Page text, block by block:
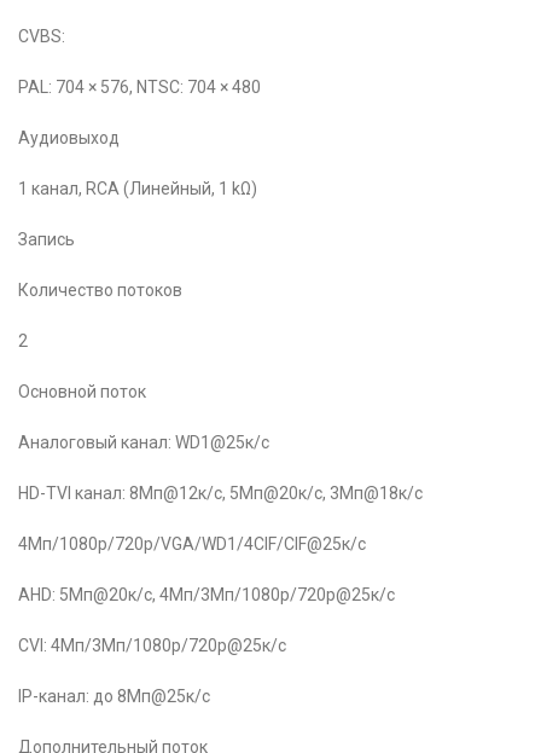
CVBS:
PAL: 704 × 576, NTSC: 704 × 480
Аудиовыход
1 канал, RCA (Линейный, 1 kΩ)
Запись
Количество потоков
2
Основной поток
Аналоговый канал: WD1@25к/с
HD-TVI канал: 8Мп@12к/с, 5Мп@20к/c, 3Мп@18к/c
4Мп/1080p/720p/VGA/WD1/4CIF/CIF@25к/c
AHD: 5Мп@20к/с, 4Мп/3Мп/1080p/720p@25к/с
CVI: 4Мп/3Мп/1080p/720p@25к/с
IP-канал: до 8Мп@25к/с
Дополнительный поток